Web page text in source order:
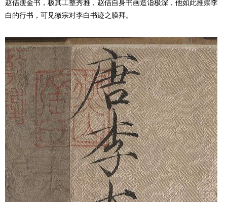
赵佶瘦金书，极其工整秀雅，赵佶自身书画造诣极深，他如此推崇李
白的行书，可见徽宗对李白书迹之膜拜。